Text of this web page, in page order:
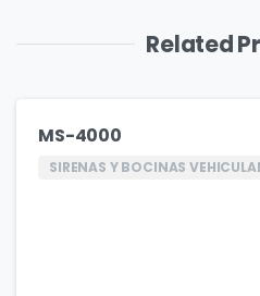
Related
MS-4000
SIRENAS Y BOCINAS